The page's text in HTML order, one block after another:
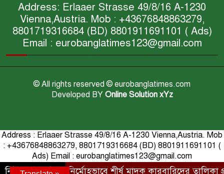
Address: Erlaaer Strasse 49/8/16 A-1230
Vienna,Austria. Mob : +43676848863279,
8801719316684 (BD) 8801911691101 ( Ads)
Email : eurobanglatimes123@gmail.com
© All rights reserved © eurobanglatimes.com
Developed BY Online Solution xYz
নিউজ আপডেট :নির্মোহভাবে শীর্ষ মাদক কারবারিদের তালিকা
Address : Erlaaer Strasse 49/8/16 A-1230 Vienna,Austria. Mob
: +43676848863279, 8801719316684 (BD) 8801911691101 (
Ads) Email : eurobanglatimes123@gmail.com